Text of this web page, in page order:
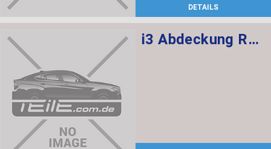
DETAILS
i3 Abdeckung Radhaus hinten links